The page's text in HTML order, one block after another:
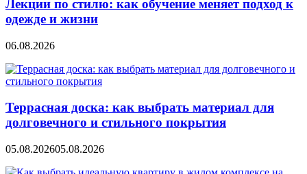
Лекции по стилю: как обучение меняет подход к
одежде и жизни
06.08.2026
Террасная доска: как выбрать материал для
долговечного и стильного покрытия
05.08.202605.08.2026